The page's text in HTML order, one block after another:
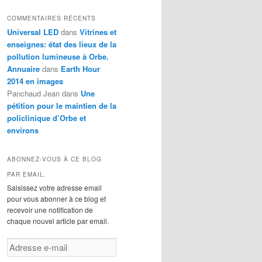
é
g
o
r
i
e
s
COMMENTAIRES RÉCENTS
Universal LED dans Vitrines et
enseignes: état des lieux de la
pollution lumineuse à Orbe.
Annuaire dans Earth Hour
2014 en images
Panchaud Jean dans Une
pétition pour le maintien de la
policlinique d’Orbe et
environs
ABONNEZ-VOUS À CE BLOG
PAR EMAIL.
Saisissez votre adresse email
pour vous abonner à ce blog et
recevoir une notification de
chaque nouvel article par email.
A
d